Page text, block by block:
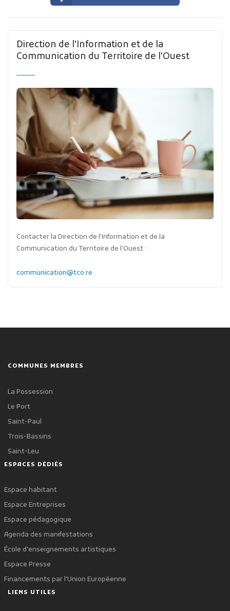
Direction de l'Information et de la
Communication du Territoire de l'Ouest
Contacter la Direction de l’Information et de la
Communication du Territoire de l’Ouest :
communication@tco.re
COMMUNES MEMBRES
La Possession
Le Port
Saint-Paul
Trois-Bassins
Saint-Leu
ESPACES DÉDIÉS
Espace habitant
Espace Entreprises
Espace pédagogique
Agenda des manifestations
École d'enseignements artistiques
Espace Presse
Financements par l'Union Européenne
LIENS UTILES